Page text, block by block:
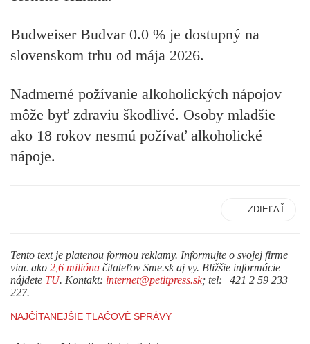
Budweiser Budvar 0.0 % je dostupný na
slovenskom trhu od mája 2026.
Nadmerné požívanie alkoholických nápojov
môže byť zdraviu škodlivé. Osoby mladšie
ako 18 rokov nesmú požívať alkoholické
nápoje.
ZDIEĽAŤ
Tento text je platenou formou reklamy. Informujte o svojej firme
viac ako 2,6 milióna čitateľov Sme.sk aj vy. Bližšie informácie
nájdete TU. Kontakt: internet@petitpress.sk; tel:+421 2 59 233
227.
NAJČÍTANEJŠIE TLAČOVÉ SPRÁVY